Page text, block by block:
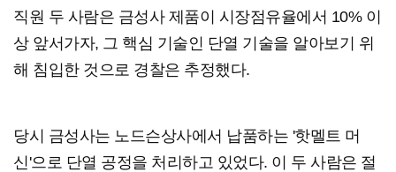
직원 두 사람은 금성사 제품이 시장점유율에서 10% 이
상 앞서가자, 그 핵심 기술인 단열 기술을 알아보기 위
해 침입한 것으로 경찰은 추정했다.
당시 금성사는 노드슨상사에서 납품하는 '핫멜트 머
신'으로 단열 공정을 처리하고 있었다. 이 두 사람은 절